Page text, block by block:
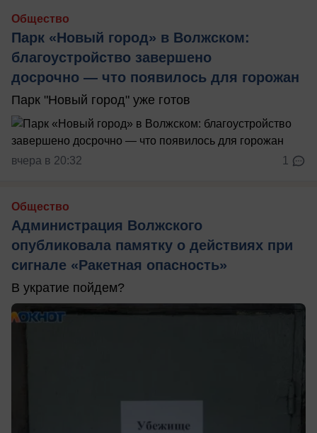
Общество
Парк «Новый город» в Волжском:
благоустройство завершено
досрочно — что появилось для горожан
Парк "Новый город" уже готов
вчера в 20:32 1
Общество
Администрация Волжского
опубликовала памятку о действиях при
сигнале «Ракетная опасность»
В укратие пойдем?